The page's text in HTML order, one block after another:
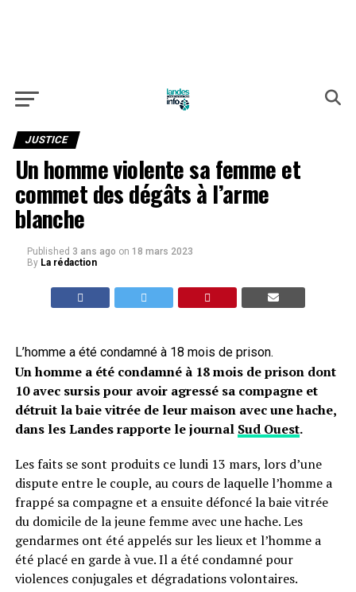
JUSTICE
Un homme violente sa femme et
commet des dégâts à l’arme
blanche
Published 3 ans ago on 18 mars 2023
By La rédaction
L’homme a été condamné à 18 mois de prison.
Un homme a été condamné à 18 mois de prison dont
10 avec sursis pour avoir agressé sa compagne et
détruit la baie vitrée de leur maison avec une hache,
dans les Landes rapporte le journal Sud Ouest.
Les faits se sont produits ce lundi 13 mars, lors d’une
dispute entre le couple, au cours de laquelle l’homme a
frappé sa compagne et a ensuite défoncé la baie vitrée
du domicile de la jeune femme avec une hache. Les
gendarmes ont été appelés sur les lieux et l’homme a
été placé en garde à vue. Il a été condamné pour
violences conjugales et dégradations volontaires.